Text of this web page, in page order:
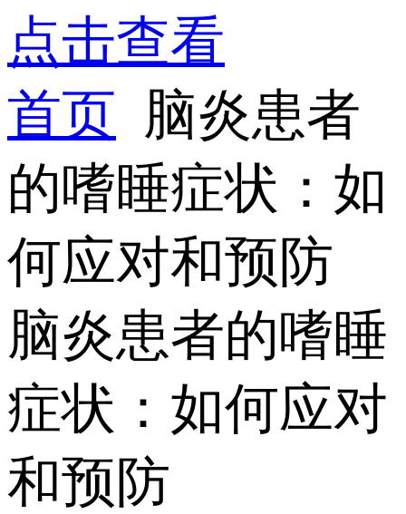
点击查看
首页 脑炎患者
的嗜睡症状：如
何应对和预防
脑炎患者的嗜睡
症状：如何应对
和预防